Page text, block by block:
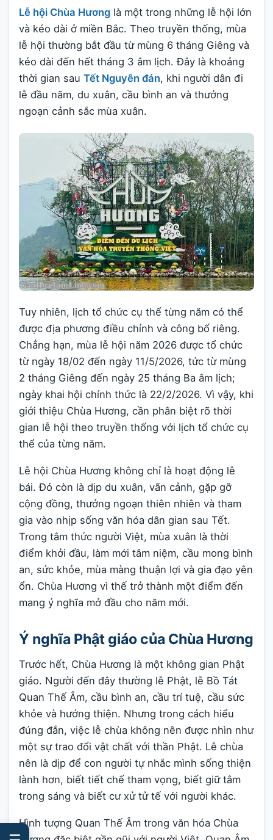
Lễ hội Chùa Hương là một trong những lễ hội lớn
và kéo dài ở miền Bắc. Theo truyền thống, mùa
lễ hội thường bắt đầu từ mùng 6 tháng Giêng và
kéo dài đến hết tháng 3 âm lịch. Đây là khoảng
thời gian sau Tết Nguyên đán, khi người dân đi
lễ đầu năm, du xuân, cầu bình an và thưởng
ngoạn cảnh sắc mùa xuân.
Tuy nhiên, lịch tổ chức cụ thể từng năm có thể
được địa phương điều chỉnh và công bố riêng.
Chẳng hạn, mùa lễ hội năm 2026 được tổ chức
từ ngày 18/02 đến ngày 11/5/2026, tức từ mùng
2 tháng Giêng đến ngày 25 tháng Ba âm lịch;
ngày khai hội chính thức là 22/2/2026. Vì vậy, khi
giới thiệu Chùa Hương, cần phân biệt rõ thời
gian lễ hội theo truyền thống với lịch tổ chức cụ
thể của từng năm.
Lễ hội Chùa Hương không chỉ là hoạt động lễ
bái. Đó còn là dịp du xuân, vãn cảnh, gặp gỡ
cộng đồng, thưởng ngoạn thiên nhiên và tham
gia vào nhịp sống văn hóa dân gian sau Tết.
Trong tâm thức người Việt, mùa xuân là thời
điểm khởi đầu, làm mới tâm niệm, cầu mong bình
an, sức khỏe, mùa màng thuận lợi và gia đạo yên
ổn. Chùa Hương vì thế trở thành một điểm đến
mang ý nghĩa mở đầu cho năm mới.
Ý nghĩa Phật giáo của Chùa Hương
Trước hết, Chùa Hương là một không gian Phật
giáo. Người đến đây thường lễ Phật, lễ Bồ Tát
Quan Thế Âm, cầu bình an, cầu trí tuệ, cầu sức
khỏe và hướng thiện. Nhưng trong cách hiểu
đúng đắn, việc lễ chùa không nên được nhìn như
một sự trao đổi vật chất với thần Phật. Lễ chùa
nên là dịp để con người tự nhắc mình sống thiện
lành hơn, biết tiết chế tham vọng, biết giữ tâm
trong sáng và biết cư xử tử tế với người khác.
Hình tượng Quan Thế Âm trong văn hóa Chùa